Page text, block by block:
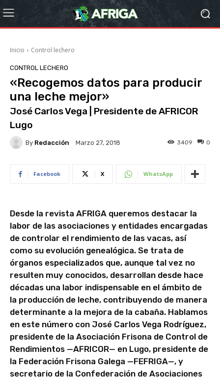
Inicio Control lechero
CONTROL LECHERO
«Recogemos datos para producir
una leche mejor»
José Carlos Vega | Presidente de AFRICOR
Lugo
By Redacción Marzo 27, 2018 0
3409
Facebook X WhatsApp
Desde la revista AFRIGA queremos destacar la
labor de las asociaciones y entidades encargadas
de controlar el rendimiento de las vacas, así
como su evolución genealógica. Se trata de
órganos especializados que, aunque tal vez no
resulten muy conocidos, desarrollan desde hace
décadas una labor indispensable en el ámbito de
la producción de leche, contribuyendo de manera
determinante a la mejora de la cabaña. Hablamos
en este número con José Carlos Vega Rodríguez,
presidente de la Asociación Frisona de Control de
Rendimientos —AFRICOR— en Lugo, presidente de
la Federación Frisona Galega —FEFRIGA—, y
secretario de la Confederación de Asociaciones